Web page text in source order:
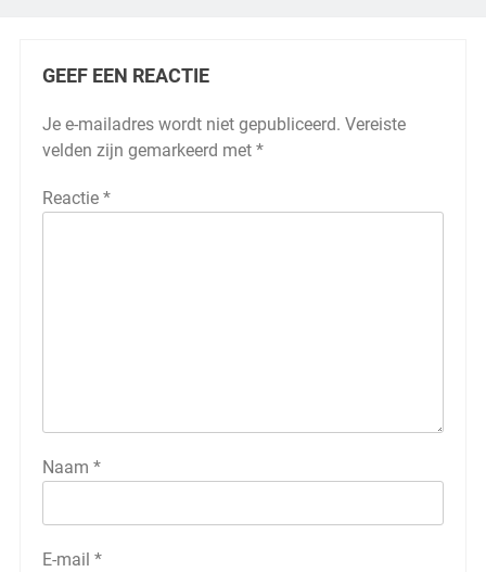
GEEF EEN REACTIE
Je e-mailadres wordt niet gepubliceerd. Vereiste
velden zijn gemarkeerd met *
Reactie *
Naam *
E-mail *